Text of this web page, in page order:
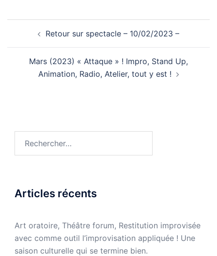
d’articleRetour sur spectacle – 10/02/2023 –
Mars (2023) « Attaque » ! Impro, Stand Up,
Animation, Radio, Atelier, tout y est !
Articles récents
Art oratoire, Théâtre forum, Restitution improvisée
avec comme outil l’improvisation appliquée ! Une
saison culturelle qui se termine bien.